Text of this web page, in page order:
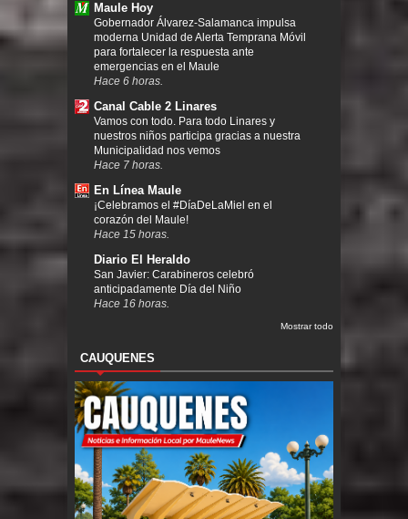
Maule Hoy
Gobernador Álvarez-Salamanca impulsa
moderna Unidad de Alerta Temprana Móvil
para fortalecer la respuesta ante
emergencias en el Maule
Hace 6 horas.
Canal Cable 2 Linares
Vamos con todo. Para todo Linares y
nuestros niños participa gracias a nuestra
Municipalidad nos vemos
Hace 7 horas.
En Línea Maule
¡Celebramos el #DíaDeLaMiel en el
corazón del Maule!
Hace 15 horas.
Diario El Heraldo
San Javier: Carabineros celebró
anticipadamente Día del Niño
Hace 16 horas.
Mostrar todo
CAUQUENES